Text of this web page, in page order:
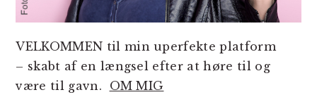
VELKOMMEN til min uperfekte platform
– skabt af en længsel efter at høre til og
være til gavn. OM MIG